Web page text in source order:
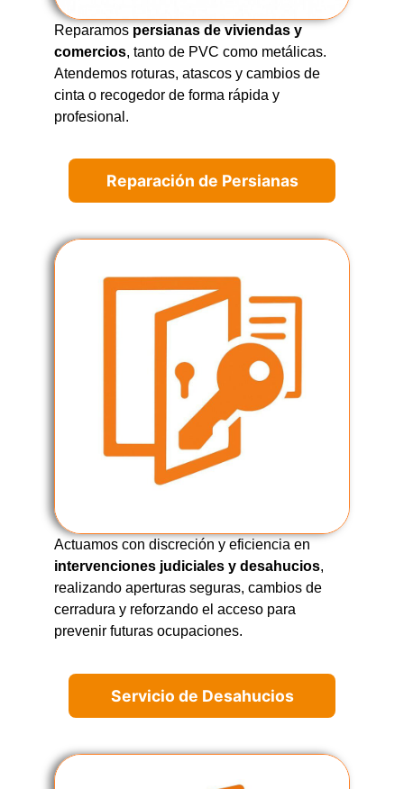
Reparamos persianas de viviendas y
comercios, tanto de PVC como metálicas.
Atendemos roturas, atascos y cambios de
cinta o recogedor de forma rápida y
profesional.
Reparación de Persianas
Actuamos con discreción y eficiencia en
intervenciones judiciales y desahucios,
realizando aperturas seguras, cambios de
cerradura y reforzando el acceso para
prevenir futuras ocupaciones.
Servicio de Desahucios